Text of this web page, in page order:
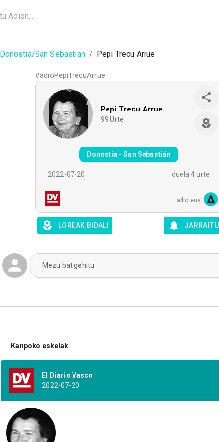
Donostia/San Sebastian / Pepi Trecu Arrue
#adioPepiTrecuArrue
Pepi Trecu Arrue
99 Urte
Donostia - San Sebastián
2022-07-20 duela 4 urte
adio.eus
LOREAK BIDALI JARRAITU
Mezu bat gehitu
Kanpoko eskelak
El Diario Vasco
2022-07-20